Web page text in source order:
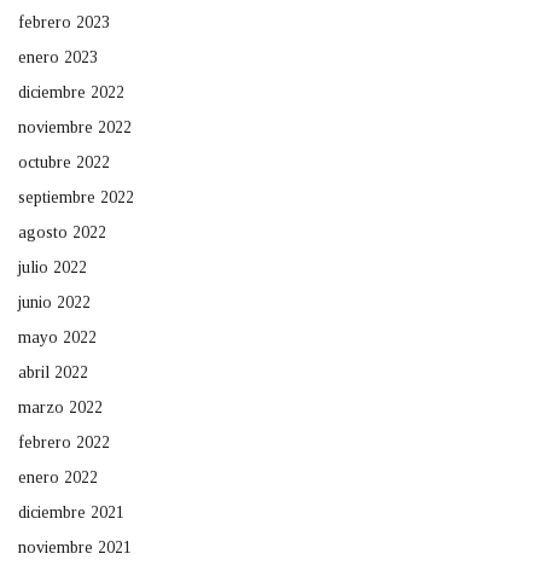
febrero 2023
enero 2023
diciembre 2022
noviembre 2022
octubre 2022
septiembre 2022
agosto 2022
julio 2022
junio 2022
mayo 2022
abril 2022
marzo 2022
febrero 2022
enero 2022
diciembre 2021
noviembre 2021